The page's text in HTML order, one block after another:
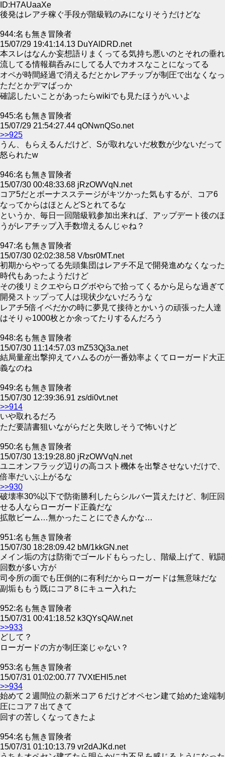
ID:H7AUaaXe
後発はレアチ稼ぐ手段が階級戦のみになりそうだけどな
944:名も無き冒険者
15/07/29 19:41:14.13 DuYAlDRD.net
本スレはなんか妄想語りまくってる気持ち悪いのとそれの垂れ
流してる情報鵜呑みにしてる人でカオスなことになってる
オペが時間経過で消えるだとかレアチップが制圧で出なくなっ
ただとかデマばっか
確認したいことがあったらwikiでも見たほうがいいよ
945:名も無き冒険者
15/07/29 21:54:27.44 qONwnQSo.net
>>925
うん、もらえるんだけど、Sが取れないだ枚数が少ないだって
怒られたw
946:名も無き冒険者
15/07/30 00:48:33.68 jRzOWVqN.net
コア5だとボーナスステージがキツかった気もするが、コア6
なってからはほとんどSとれてるな
というか、毎日一回階級戦参加出来れば、アップデート後のほ
うがレアチップ入手数増えるんじゃね？
947:名も無き冒険者
15/07/30 02:02:38.58 V/bsr0MT.net
初期からやってる先頭集団はレアチ不足で開発進めなくなった
時代もあったようだけど
その後リミクエやらログボやらで拾ってくるから足らな過ぎて
開発ストップって人は現状少ないだろうな
レアチ5倍イベだかの時に夢見て接待とかいうの頑張った人達
はそりゃ1000枚とか余ってたりするんだろう
948:名も無き冒険者
15/07/30 11:14:57.03 mZ53Qj3a.net
結局量産出撃抑えてハムるのが一番効率よくてローガード大正
義なのね
949:名も無き冒険者
15/07/30 12:39:36.91 zs/di0vt.net
>>914
いや取れるだろ
ただ要請書狙いながらだと失敗しそうで怖いけど
950:名も無き冒険者
15/07/30 13:19:28.80 jRzOWVqN.net
ユニオンフラッグ辺りの高コスト機体を出撃させないだけで、
倍率だいぶ上がるな
>>930
破壊率30%以下で防衛勝利したらシルバー貰えたけど、制圧回
せる人ならローガード正義だな
拡散ビーム…無かったことにできんかな…
951:名も無き冒険者
15/07/30 18:28:09.42 bM/1kkGN.net
メイン垢の方は防衛でゴールドもらったし、階級上げて、戦闘
回数が多い方が
司令所の面でも圧倒的に有利だからローガードは無意味だな
副垢ももう既にコア８にキュー入れた
952:名も無き冒険者
15/07/31 00:41:18.52 k3QYsQAW.net
>>933
どして？
ローガードの方が制圧楽じゃない？
953:名も無き冒険者
15/07/31 01:02:00.77 7VXtEHl5.net
>>934
始めて２週間位の新米コア６だけどオペセン建て始めた途端制
圧にコア７出てきて
回すの苦しくなってきたよ
954:名も無き冒険者
15/07/31 01:10:13.79 vr2dAJKd.net